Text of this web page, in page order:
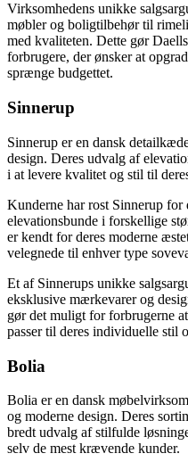
Virksomhedens unikke
møbler og boligtilbehør til
med kvaliteten. Dette gør
forbrugere, der ønsker at
sprænge budgettet.
Sinnerup
Sinnerup er en dansk
design. Deres udvalg af
i at levere kvalitet og stil til
Kunderne har rost Sinnerup for
elevationsbunde i forskellige
er kendt for deres moderne
velegnede til enhver type
Et af Sinnerups unikke
eksklusive mærkevarer og
gør det muligt for forbrugerne
passer til deres individuelle stil
Bolia
Bolia er en dansk
og moderne design. Deres
bredt udvalg af stilfulde
selv de mest krævende kunder.